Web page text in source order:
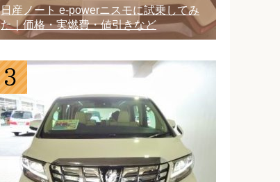
日産ノート e-powerニスモに試乗してみ
た｜価格・実燃費・値引きなど